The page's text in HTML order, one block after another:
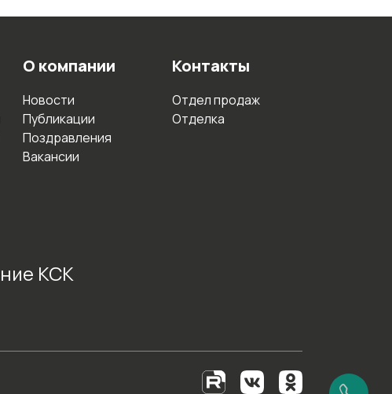
О компании
Новости
Публикации
Поздравления
Вакансии
Контакты
Отдел продаж
Отделка
КСК